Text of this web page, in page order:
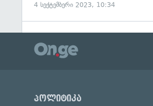
4 სექტემბერი 2023, 10:34
პოლიტიკა